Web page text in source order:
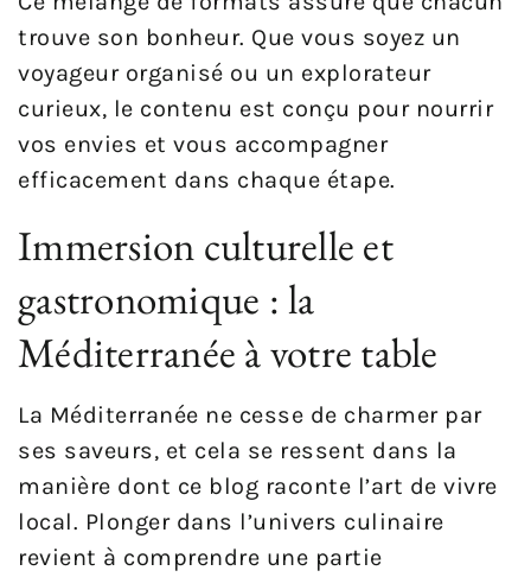
trouve son bonheur. Que vous soyez un
voyageur organisé ou un explorateur
curieux, le contenu est conçu pour nourrir
vos envies et vous accompagner
efficacement dans chaque étape.
Immersion culturelle et
gastronomique : la
Méditerranée à votre table
La Méditerranée ne cesse de charmer par
ses saveurs, et cela se ressent dans la
manière dont ce blog raconte l’art de vivre
local. Plonger dans l’univers culinaire
revient à comprendre une partie